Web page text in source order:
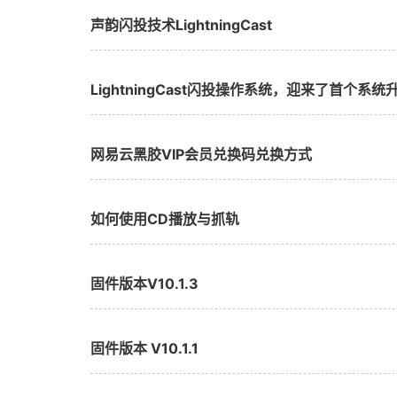
声韵闪投技术LightningCast
LightningCast闪投操作系统，迎来了首个系统
网易云黑胶VIP会员兑换码兑换方式
如何使用CD播放与抓轨
固件版本V10.1.3
固件版本 V10.1.1